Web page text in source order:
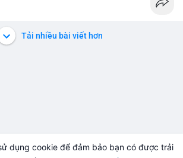
dụng cookie để đảm bảo bạn có được trải
Tải nhiều bài viết hơn